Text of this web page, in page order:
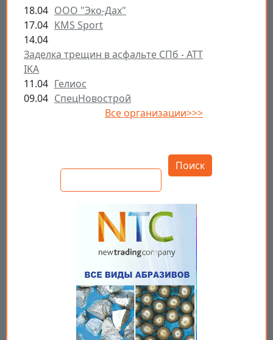
18.04 ООО "Эко-Дах"
17.04 KMS Sport
14.04
Заделка трещин в асфальте СПб - ATT
IKA
11.04 Гелиос
09.04 СпецНовострой
Все организации>>>